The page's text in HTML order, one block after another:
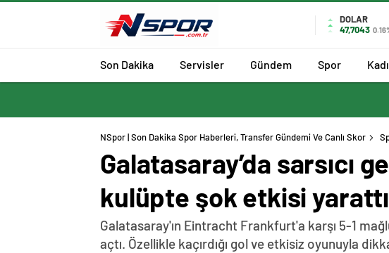
DOLAR
47,7043
Son Dakika Servisler Gündem Spor
NSpor | Son Dakika Spor Haberleri, Transfer Gündemi Ve Canlı Skor
Galatasaray’da sarsıcı
kulüpte şok etkisi
Galatasaray'ın Eintracht Frankfurt'a karşı 5-1
açtı. Özellikle kaçırdığı gol ve etkisiz oyunuyla